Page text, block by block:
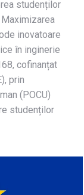
studenților
inovatoare
în inginerie
cofinanțat
prin
(POCU)
studenților